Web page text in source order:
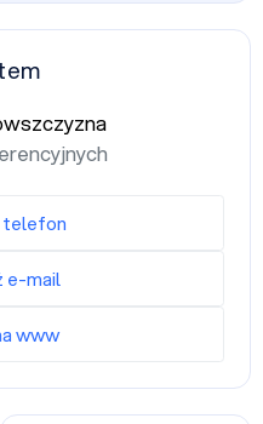
telefon
e-mail
www